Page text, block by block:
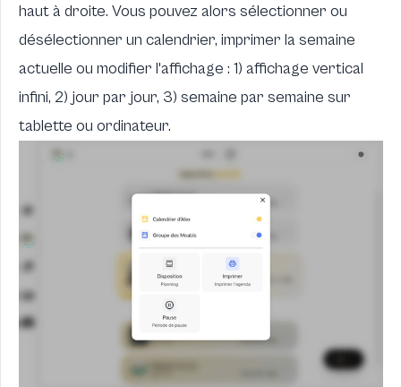
haut à droite. Vous pouvez alors sélectionner ou
désélectionner un calendrier, imprimer la semaine
actuelle ou modifier l'affichage : 1) affichage vertical
infini, 2) jour par jour, 3) semaine par semaine sur
tablette ou ordinateur.